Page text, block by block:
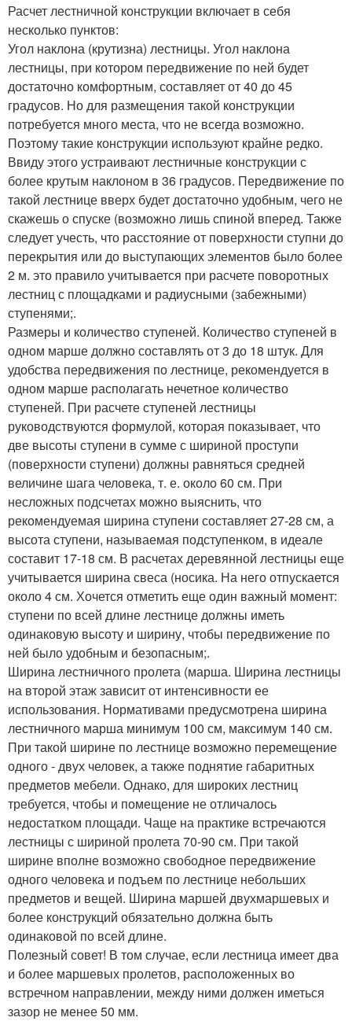
Расчет лестничной конструкции включает в себя
несколько пунктов:
Угол наклона (крутизна) лестницы. Угол наклона
лестницы, при котором передвижение по ней будет
достаточно комфортным, составляет от 40 до 45
градусов. Но для размещения такой конструкции
потребуется много места, что не всегда возможно.
Поэтому такие конструкции используют крайне редко.
Ввиду этого устраивают лестничные конструкции с
более крутым наклоном в 36 градусов. Передвижение по
такой лестнице вверх будет достаточно удобным, чего не
скажешь о спуске (возможно лишь спиной вперед. Также
следует учесть, что расстояние от поверхности ступни до
перекрытия или до выступающих элементов было более
2 м. это правило учитывается при расчете поворотных
лестниц с площадками и радиусными (забежными)
ступенями;.
Размеры и количество ступеней. Количество ступеней в
одном марше должно составлять от 3 до 18 штук. Для
удобства передвижения по лестнице, рекомендуется в
одном марше располагать нечетное количество
ступеней. При расчете ступеней лестницы
руководствуются формулой, которая показывает, что
две высоты ступени в сумме с шириной проступи
(поверхности ступени) должны равняться средней
величине шага человека, т. е. около 60 см. При
несложных подсчетах можно выяснить, что
рекомендуемая ширина ступени составляет 27-28 см, а
высота ступени, называемая подступенком, в идеале
составит 17-18 см. В расчетах деревянной лестницы еще
учитывается ширина свеса (носика. На него отпускается
около 4 см. Хочется отметить еще один важный момент:
ступени по всей длине лестнице должны иметь
одинаковую высоту и ширину, чтобы передвижение по
ней было удобным и безопасным;.
Ширина лестничного пролета (марша. Ширина лестницы
на второй этаж зависит от интенсивности ее
использования. Нормативами предусмотрена ширина
лестничного марша минимум 100 см, максимум 140 см.
При такой ширине по лестнице возможно перемещение
одного - двух человек, а также поднятие габаритных
предметов мебели. Однако, для широких лестниц
требуется, чтобы и помещение не отличалось
недостатком площади. Чаще на практике встречаются
лестницы с шириной пролета 70-90 см. При такой
ширине вполне возможно свободное передвижение
одного человека и подъем по лестнице небольших
предметов и вещей. Ширина маршей двухмаршевых и
более конструкций обязательно должна быть
одинаковой по всей длине.
Полезный совет! В том случае, если лестница имеет два
и более маршевых пролетов, расположенных во
встречном направлении, между ними должен иметься
зазор не менее 50 мм.